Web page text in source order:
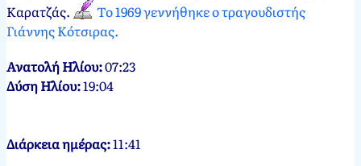
Καρατζάς.
Το 1969 γεννήθηκε ο τραγουδιστής
Γιάννης Κότσιρας.
Ανατολή Ηλίου:07:23
Δύση Ηλίου:19:04
Διάρκεια ημέρας:11:41